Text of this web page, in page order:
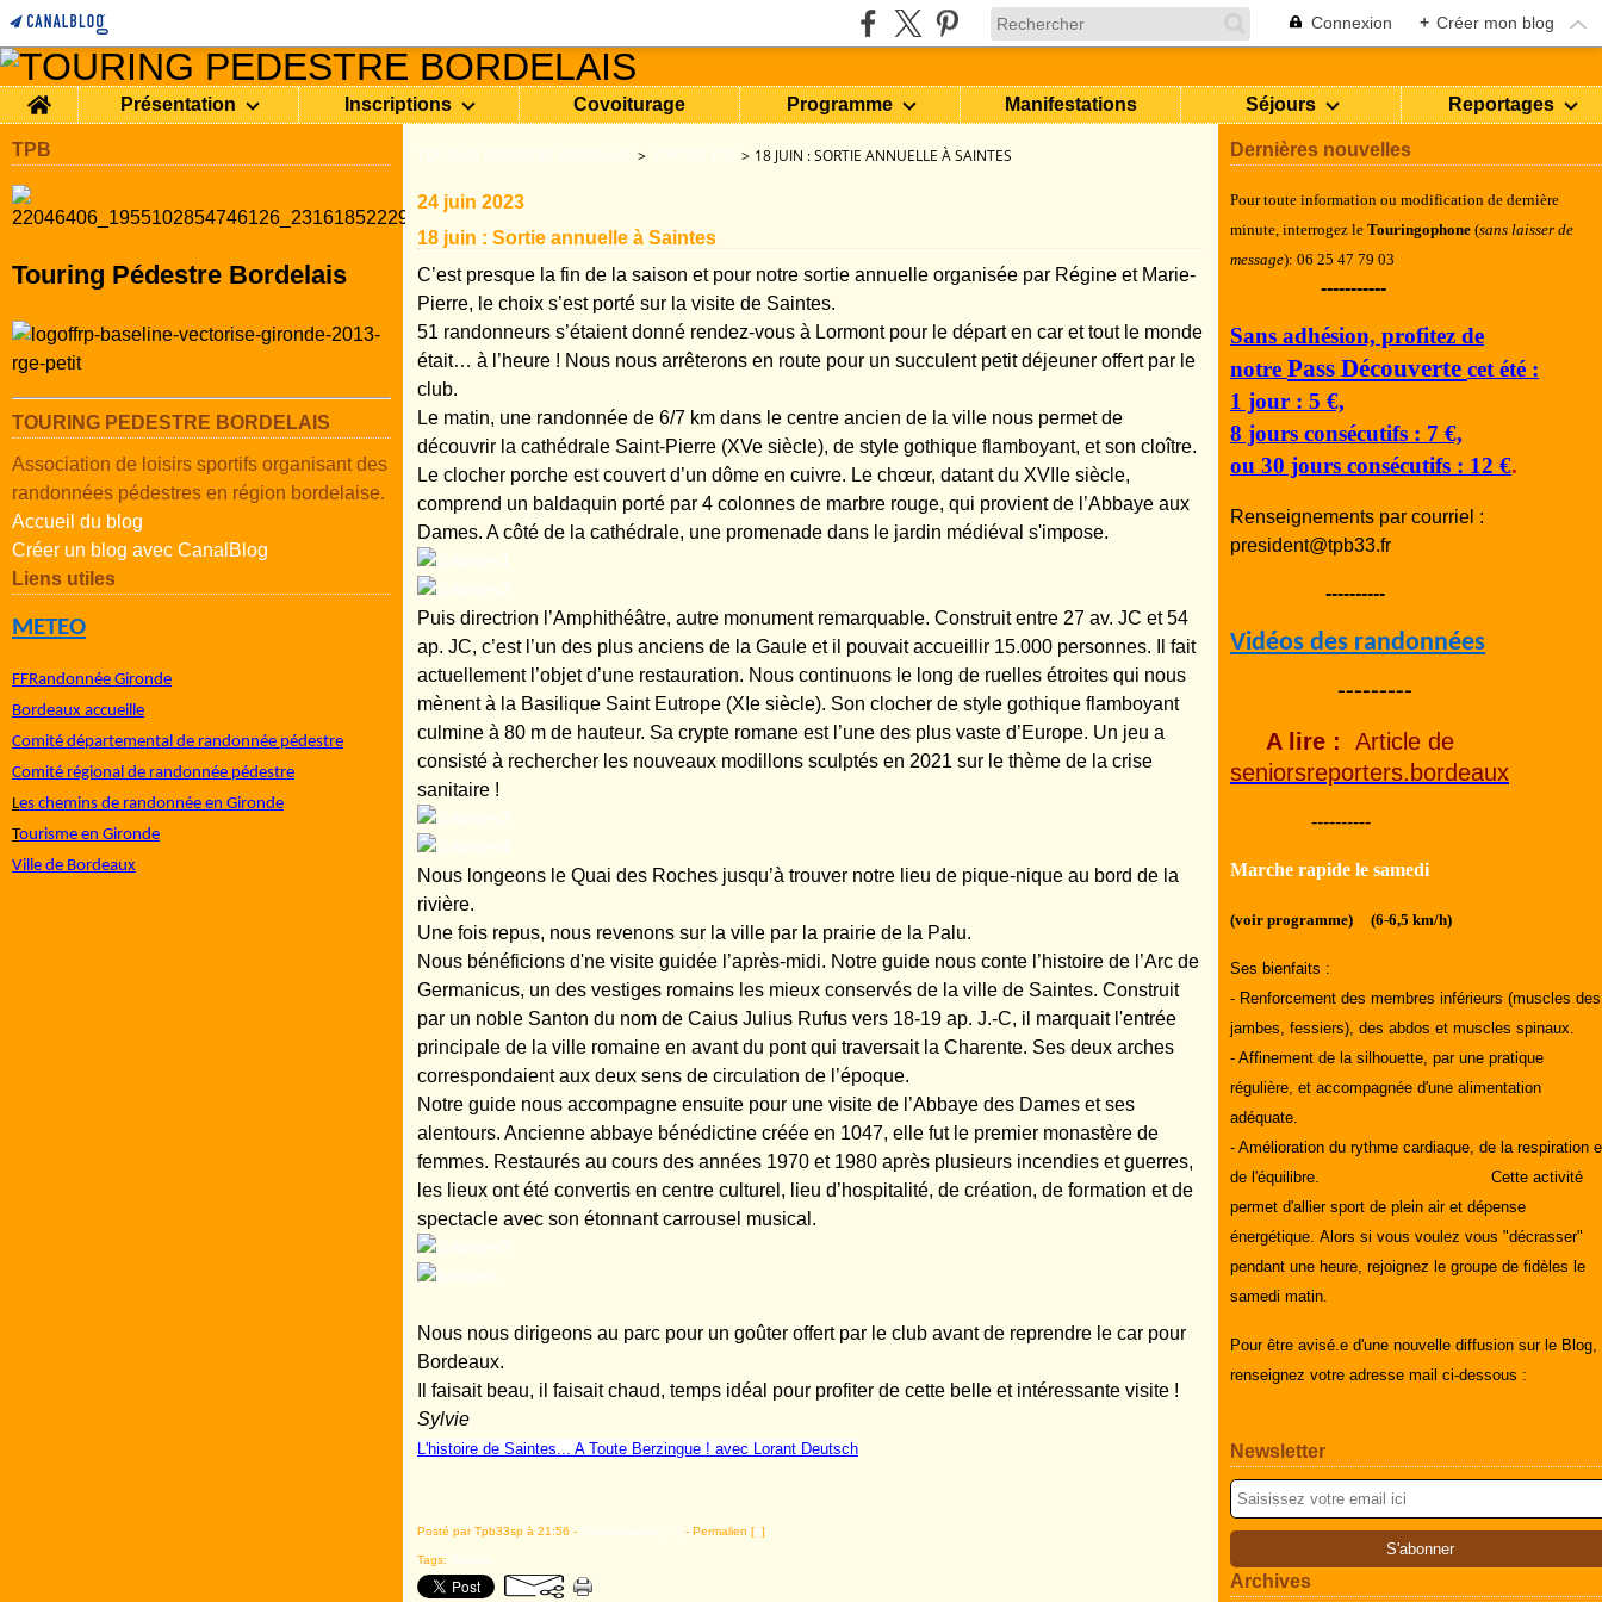
Connexion + Créer mon blog
Home Présentation Inscriptions Covoiturage Programme Manifestations Séjours Reportages
TPB
Touring Pédestre Bordelais
TOURING PEDESTRE BORDELAIS
Association de loisirs sportifs organisant des
randonnées pédestres en région bordelaise.
Accueil du blog
Créer un blog avec CanalBlog
Liens utiles
METEO
FFRandonnée Gironde
Bordeaux accueille
Comité départemental de randonnée pédestre
Comité régional de randonnée pédestre
Les chemins de randonnée en Gironde
Tourisme en Gironde
Ville de Bordeaux
TOURING PEDESTRE BORDELAIS > SORTIES TPB > 18 JUIN : SORTIE ANNUELLE À SAINTES
24 juin 2023
18 juin : Sortie annuelle à Saintes
C’est presque la fin de la saison et pour notre sortie annuelle organisée par Régine et Marie-
Pierre, le choix s’est porté sur la visite de Saintes.
51 randonneurs s’étaient donné rendez-vous à Lormont pour le départ en car et tout le monde
était… à l’heure ! Nous nous arrêterons en route pour un succulent petit déjeuner offert par le
club.
Le matin, une randonnée de 6/7 km dans le centre ancien de la ville nous permet de
découvrir la cathédrale Saint-Pierre (XVe siècle), de style gothique flamboyant, et son cloître.
Le clocher porche est couvert d’un dôme en cuivre. Le chœur, datant du XVIIe siècle,
comprend un baldaquin porté par 4 colonnes de marbre rouge, qui provient de l’Abbaye aux
Dames. A côté de la cathédrale, une promenade dans le jardin médiéval s'impose.
Puis directrion l’Amphithéâtre, autre monument remarquable. Construit entre 27 av. JC et 54
ap. JC, c’est l’un des plus anciens de la Gaule et il pouvait accueillir 15.000 personnes. Il fait
actuellement l’objet d’une restauration. Nous continuons le long de ruelles étroites qui nous
mènent à la Basilique Saint Eutrope (XIe siècle). Son clocher de style gothique flamboyant
culmine à 80 m de hauteur. Sa crypte romane est l’une des plus vaste d’Europe. Un jeu a
consisté à rechercher les nouveaux modillons sculptés en 2021 sur le thème de la crise
sanitaire !
Nous longeons le Quai des Roches jusqu’à trouver notre lieu de pique-nique au bord de la
rivière.
Une fois repus, nous revenons sur la ville par la prairie de la Palu.
Nous bénéficions d'ne visite guidée l’après-midi. Notre guide nous conte l’histoire de l’Arc de
Germanicus, un des vestiges romains les mieux conservés de la ville de Saintes. Construit
par un noble Santon du nom de Caius Julius Rufus vers 18-19 ap. J.-C, il marquait l'entrée
principale de la ville romaine en avant du pont qui traversait la Charente. Ses deux arches
correspondaient aux deux sens de circulation de l’époque.
Notre guide nous accompagne ensuite pour une visite de l’Abbaye des Dames et ses
alentours. Ancienne abbaye bénédictine créée en 1047, elle fut le premier monastère de
femmes. Restaurés au cours des années 1970 et 1980 après plusieurs incendies et guerres,
les lieux ont été convertis en centre culturel, lieu d’hospitalité, de création, de formation et de
spectacle avec son étonnant carrousel musical.
Nous nous dirigeons au parc pour un goûter offert par le club avant de reprendre le car pour
Bordeaux.
Il faisait beau, il faisait chaud, temps idéal pour profiter de cette belle et intéressante visite !
Sylvie
L'histoire de Saintes... A Toute Berzingue ! avec Lorant Deutsch
Posté par Tpb33sp à 21:56 - - Permalien [#]
Tags:
Dernières nouvelles
Pour toute information ou modification de dernière
minute, interrogez le Touringophone (sans laisser de
message): 06 25 47 79 03
-----------
Sans adhésion, profitez de
notre Pass Découverte cet été :
1 jour : 5 €,
8 jours consécutifs : 7 €,
ou 30 jours consécutifs : 12 €.
Renseignements par courriel :
president@tpb33.fr
----------
Vidéos des randonnées
---------
A lire : Article de
seniorsreporters.bordeaux
----------
Marche rapide le samedi
(voir programme) (6-6,5 km/h)
Ses bienfaits :
- Renforcement des membres inférieurs (muscles des
jambes, fessiers), des abdos et muscles spinaux.
- Affinement de la silhouette, par une pratique
régulière, et accompagnée d'une alimentation
adéquate.
- Amélioration du rythme cardiaque, de la respiration
de l'équilibre. Cette activité
permet d'allier sport de plein air et dépense
énergétique. Alors si vous voulez vous "décrasser"
pendant une heure, rejoignez le groupe de fidèles le
samedi matin.
Pour être avisé.e d'une nouvelle diffusion sur le Blog,
renseignez votre adresse mail ci-dessous :
Newsletter
Archives